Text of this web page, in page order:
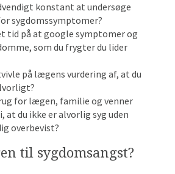
konstant at undersøge
sygdomssymptomer?
tid på at google symptomer og
som du frygter du lider
på lægens vurdering af, at du
for lægen, familie og venner
du ikke er alvorlig syg uden
overbevist?
til sygdomsangst?